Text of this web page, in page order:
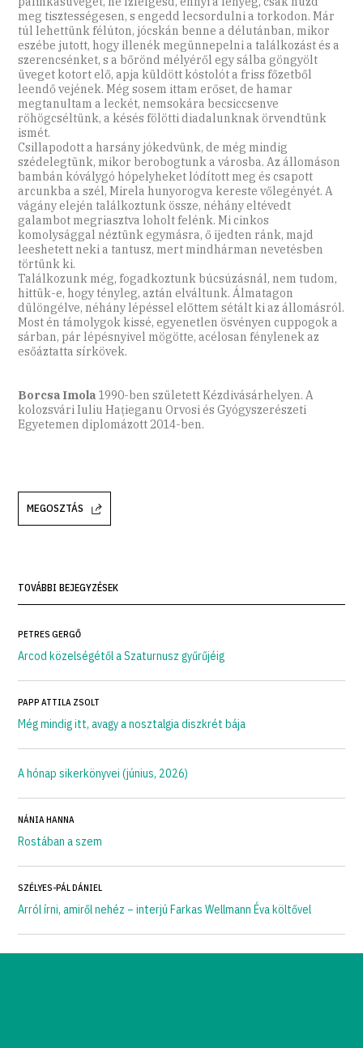
meg tisztességesen, s engedd lecsordulni a torkodon. Már
túl lehettünk félúton, jócskán benne a délutánban, mikor
eszébe jutott, hogy illenék megünnepelni a találkozást és a
szerencsénket, s a bőrönd mélyéről egy sálba göngyölt
üveget kotort elő, apja küldött kóstolót a friss főzetből
leendő vejének. Még sosem ittam erőset, de hamar
megtanultam a leckét, nemsokára becsiccsenve
röhögcséltünk, a késés fölötti diadalunknak örvendtünk
ismét.
Csillapodott a harsány jókedvünk, de még mindig
szédelegtünk, mikor berobogtunk a városba. Az állomáson
bambán kóválygó hópelyheket lódított meg és csapott
arcunkba a szél, Mirela hunyorogva kereste vőlegényét. A
vágány elején találkoztunk össze, néhány eltévedt
galambot megriasztva loholt felénk. Mi cinkos
komolysággal néztünk egymásra, ő ijedten ránk, majd
leeshetett neki a tantusz, mert mindhárman nevetésben
törtünk ki.
Találkozunk még, fogadkoztunk búcsúzásnál, nem tudom,
hittük-e, hogy tényleg, aztán elváltunk. Álmatagon
dülöngélve, néhány lépéssel előttem sétált ki az állomásról.
Most én támolygok kissé, egyenetlen ösvényen cuppogok a
sárban, pár lépésnyivel mögötte, acélosan fénylenek az
esőáztatta sírkövek.
Borcsa Imola 1990-ben született Kézdivásárhelyen. A
kolozsvári Iuliu Hațieganu Orvosi és Gyógyszerészeti
Egyetemen diplomázott 2014-ben.
MEGOSZTÁS
TOVÁBBI BEJEGYZÉSEK
PETRES GERGŐ
Arcod közelségétől a Szaturnusz gyűrűjéig
PAPP ATTILA ZSOLT
Még mindig itt, avagy a nosztalgia diszkrét bája
A hónap sikerkönyvei (június, 2026)
NÁNIA HANNA
Rostában a szem
SZÉLYES-PÁL DÁNIEL
Arról írni, amiről nehéz – interjú Farkas Wellmann Éva költővel